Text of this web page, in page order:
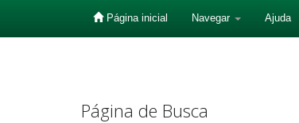
Página inicial Navegar Ajuda
Página de Busca